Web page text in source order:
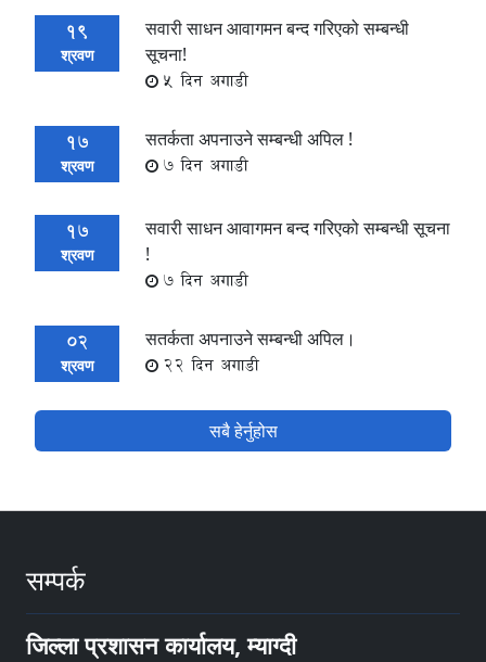
19
श्रवण
सवारी साधन आवागमन बन्द गरिएको सम्बन्धी
सूचना!
5 दिन अगाडी
17
श्रवण
सतर्कता अपनाउने सम्बन्धी अपिल !
7 दिन अगाडी
17
श्रवण
सवारी साधन आवागमन बन्द गरिएको सम्बन्धी सूचना
!
7 दिन अगाडी
02
श्रवण
सतर्कता अपनाउने सम्बन्धी अपिल।
22 दिन अगाडी
सबै हेर्नुहोस
सम्पर्क
जिल्ला प्रशासन कार्यालय, म्याग्दी